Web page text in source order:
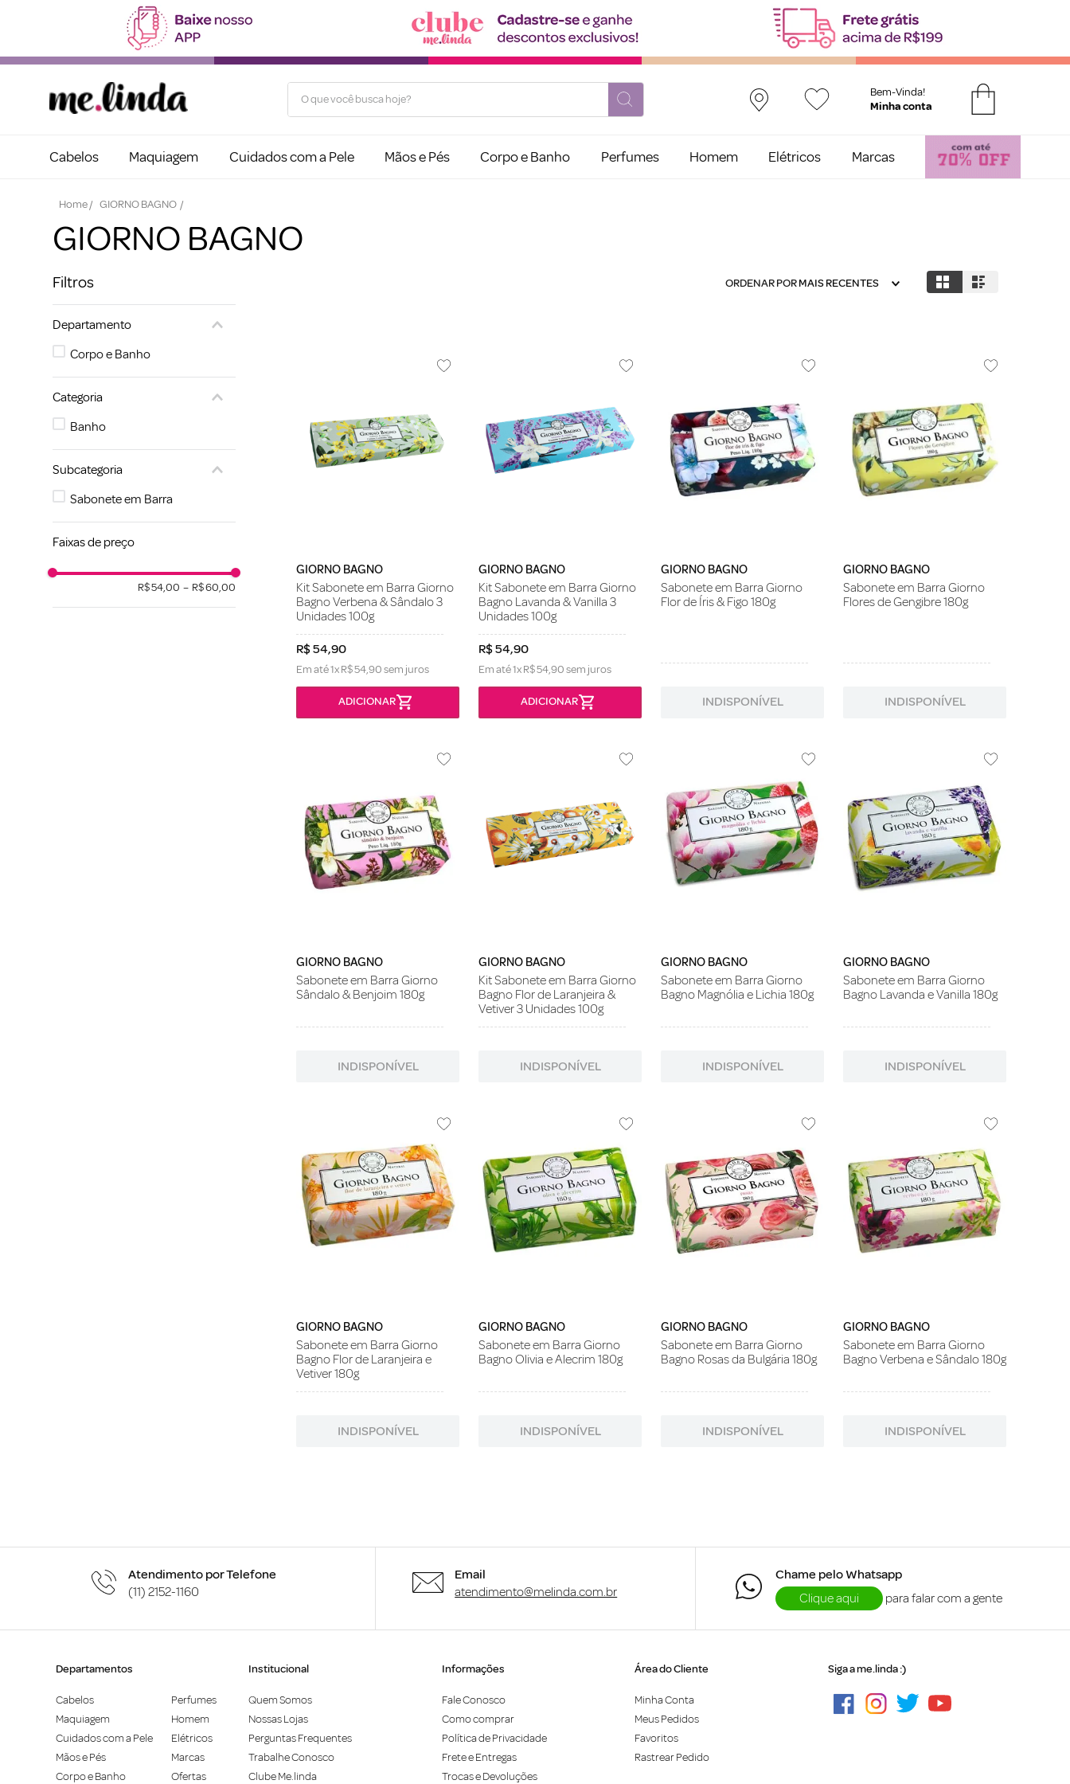
O que você busca hoje? Bem-Vinda!
Cabelos Maquiagem Cuidados com a Pele Mãos e Pés Corpo e Banho Perfumes Homem Elétricos Marcas
GIORNO BAGNO
GIORNO BAGNO
Filtros
Departamento
Corpo e Banho
Categoria
Banho
Subcategoria
Sabonete em Barra
Faixas de preço
R$ 54,00 – R$ 60,00
ORDENAR PORMAIS RECENTES
GIORNO BAGNO
Kit Sabonete em Barra Giorno
Bagno Verbena & Sândalo 3
Unidades 100g
R$54,90
Em até1xR$54,90sem juros
GIORNO BAGNO
Kit Sabonete em Barra Giorno
Bagno Lavanda & Vanilla 3
Unidades 100g
R$54,90
Em até1xR$54,90sem juros
GIORNO BAGNO
Sabonete em Barra Giorno
Flor de Íris & Figo 180g
INDISPONÍVEL
GIORNO BAGNO
Sabonete em Barra Giorno
Flores de Gengibre 180g
INDISPONÍVEL
GIORNO BAGNO
Sabonete em Barra Giorno
Sândalo & Benjoim 180g
INDISPONÍVEL
GIORNO BAGNO
Kit Sabonete em Barra Giorno
Bagno Flor de Laranjeira &
Vetiver 3 Unidades 100g
INDISPONÍVEL
GIORNO BAGNO
Sabonete em Barra Giorno
Bagno Magnólia e Lichia 180g
INDISPONÍVEL
GIORNO BAGNO
Sabonete em Barra Giorno
Bagno Lavanda e Vanilla 180g
INDISPONÍVEL
GIORNO BAGNO
Sabonete em Barra Giorno
Bagno Flor de Laranjeira e
Vetiver 180g
INDISPONÍVEL
GIORNO BAGNO
Sabonete em Barra Giorno
Bagno Olivia e Alecrim 180g
INDISPONÍVEL
GIORNO BAGNO
Sabonete em Barra Giorno
Bagno Rosas da Bulgária 180g
INDISPONÍVEL
GIORNO BAGNO
Sabonete em Barra Giorno
Bagno Verbena e Sândalo 180g
INDISPONÍVEL
Atendimento por Telefone
(11) 2152-1160
Email
atendimento@melinda.com.br
Chame pelo Whatsapp
Clique aqui
para falar com a gente
Departamentos
Cabelos
Maquiagem
Cuidados com a Pele
Mãos e Pés
Corpo e Banho
Perfumes
Homem
Elétricos
Marcas
Ofertas
Institucional
Quem Somos
Nossas Lojas
Perguntas Frequentes
Trabalhe Conosco
Clube Me.linda
Informações
Fale Conosco
Como comprar
Política de Privacidade
Frete e Entregas
Trocas e Devoluções
Área do Cliente
Minha Conta
Meus Pedidos
Favoritos
Rastrear Pedido
Siga a me.linda :)